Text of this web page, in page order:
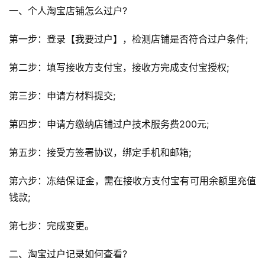
一、个人淘宝店铺怎么过户?
第一步：登录【我要过户】，检测店铺是否符合过户条件;
第二步：填写接收方支付宝，接收方完成支付宝授权;
第三步：申请方材料提交;
第四步：申请方缴纳店铺过户技术服务费200元;
第五步：接受方签署协议，绑定手机和邮箱;
第六步：冻结保证金，需在接收方支付宝有可用余额里充值
钱款;
第七步：完成变更。
二、淘宝过户记录如何查看?